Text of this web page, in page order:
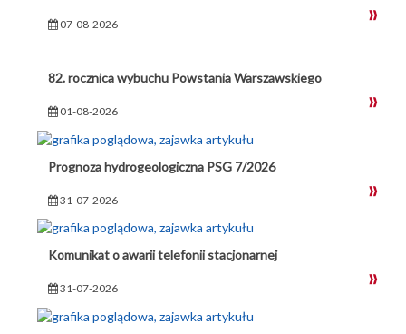
07-08-2026
82. rocznica wybuchu Powstania Warszawskiego
01-08-2026
Prognoza hydrogeologiczna PSG 7/2026
31-07-2026
Komunikat o awarii telefonii stacjonarnej
31-07-2026